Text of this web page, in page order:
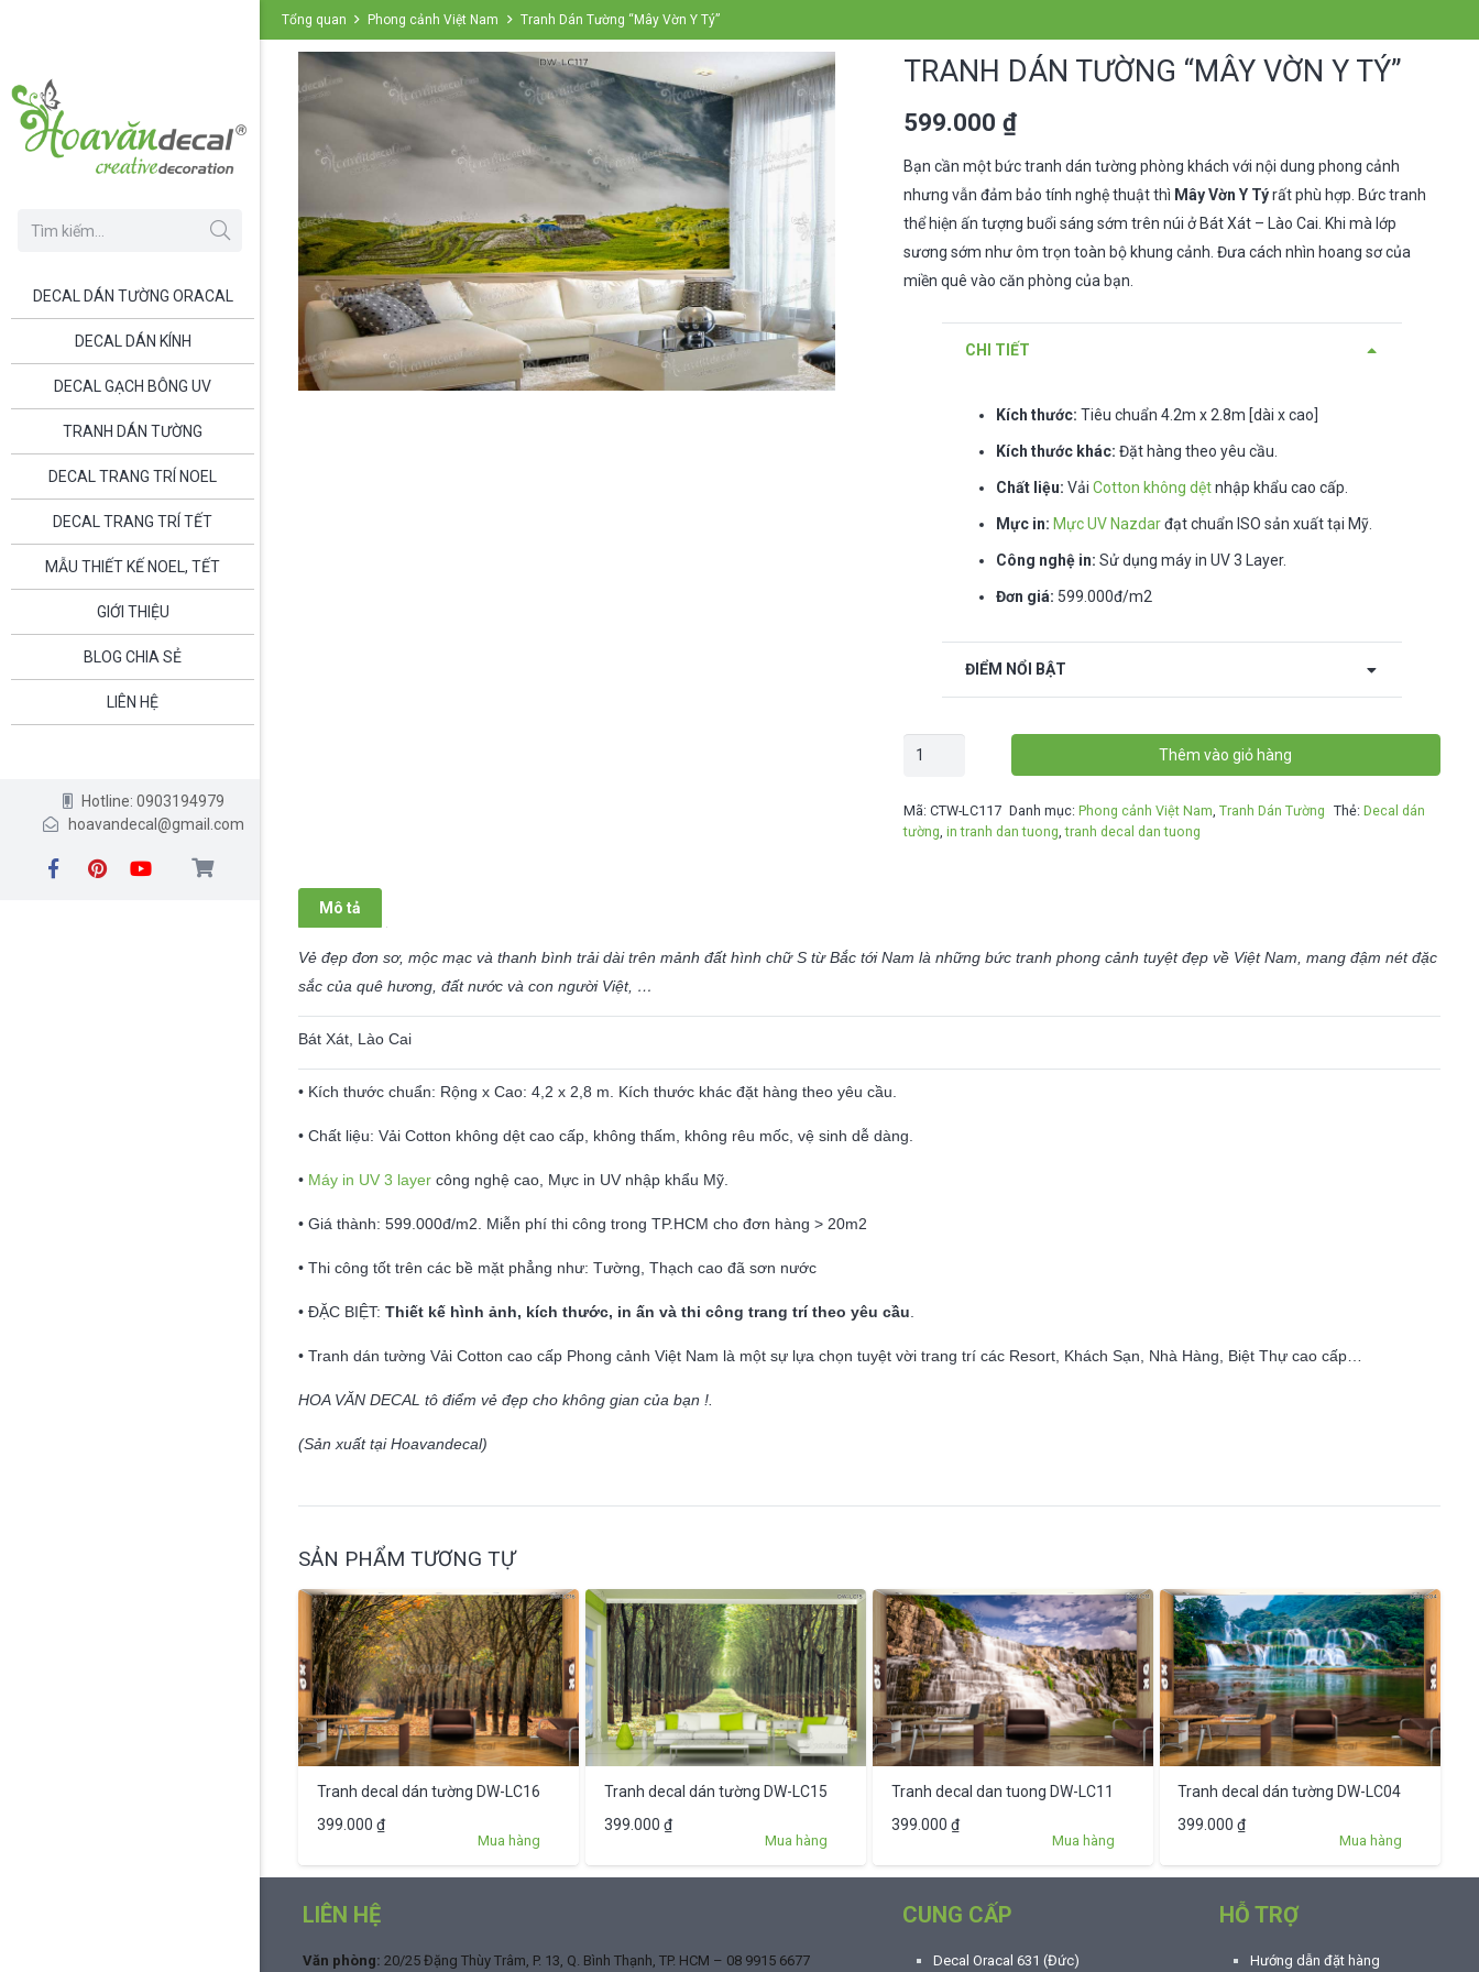
DECAL DÁN TƯỜNG ORACAL
DECAL DÁN KÍNH
DECAL GẠCH BÔNG UV
TRANH DÁN TƯỜNG
DECAL TRANG TRÍ NOEL
DECAL TRANG TRÍ TẾT
MẪU THIẾT KẾ NOEL, TẾT
GIỚI THIỆU
BLOG CHIA SẺ
LIÊN HỆ
Hotline: 0903194979
hoavandecal@gmail.com
Tổng quan Phong cảnh Việt Nam Tranh Dán Tường “Mây Vờn Y Tý”
TRANH DÁN TƯỜNG “MÂY VỜN Y TÝ”
599.000₫
Bạn cần một bức tranh dán tường phòng khách với nội dung phong cảnh
nhưng vẫn đảm bảo tính nghệ thuật thì Mây Vờn Y Týrất phù hợp. Bức tranh
thể hiện ấn tượng buổi sáng sớm trên núi ở Bát Xát – Lào Cai. Khi mà lớp
sương sớm như ôm trọn toàn bộ khung cảnh. Đưa cách nhìn hoang sơ của
miền quê vào căn phòng của bạn.
CHI TIẾT
Kích thước: Tiêu chuẩn 4.2m x 2.8m [dài x cao]
Kích thước khác: Đặt hàng theo yêu cầu.
Chất liệu: VảiCotton không dệtnhập khẩu cao cấp.
Mực in: Mực UV Nazdarđạt chuẩn ISO sản xuất tại Mỹ.
Công nghệ in: Sử dụng máy in UV 3 Layer.
Đơn giá: 599.000đ/m2
ĐIỂM NỔI BẬT
Tranh
Tường
"Mây
Thêm vào giỏ hàng
Mã:CTW-LC117 Danh mục:Phong cảnh Việt Nam ,Tranh Dán Tường Thẻ: Decal dán
tường ,in tranh dan tuong ,tranh decal dan tuong
Mô tả
Vẻ đẹp đơn sơ, mộc mạc và thanh bình trải dài trên mảnh đất hình chữ S từ Bắc tới Nam là những bức tranh phong cảnh tuyệt đẹp về Việt Nam, mang đậm nét đặc
sắc của quê hương, đất nước và con người Việt, …
Bát Xát, Lào Cai
• Kích thước chuẩn: Rộng x Cao: 4,2 x 2,8 m. Kích thước khác đặt hàng theo yêu cầu.
• Chất liệu: Vải Cotton không dệt cao cấp, không thấm, không rêu mốc, vệ sinh dễ dàng.
• Máy in UV 3 layer công nghệ cao, Mực in UV nhập khẩu Mỹ.
• Giá thành: 599.000đ/m2. Miễn phí thi công trong TP.HCM cho đơn hàng > 20m2
• Thi công tốt trên các bề mặt phẳng như: Tường, Thạch cao đã sơn nước
• ĐẶC BIỆT: Thiết kế hình ảnh, kích thước, in ấn và thi công trang trí theo yêu cầu
• Tranh dán tường Vải Cotton cao cấp Phong cảnh Việt Nam là một sự lựa chọn tuyệt vời trang trí các Resort, Khách Sạn, Nhà Hàng, Biệt Thự cao cấp…
HOA VĂN DECAL tô điểm vẻ đẹp cho không gian của bạn !.
(Sản xuất tại Hoavandecal)
SẢN PHẨM TƯƠNG TỰ
Tranh decal dán tường DW-LC16
399.000 ₫
Mua hàng
Tranh decal dán tường DW-LC15
399.000 ₫
Mua hàng
Tranh decal dan tuong DW-LC11
399.000 ₫
Mua hàng
Tranh decal dán tường DW-LC04
399.000₫
Mua hàng
LIÊN HỆ
Văn phòng: 20/25 Đặng Thùy Trâm, P. 13, Q. Bình Thạnh, TP. HCM – 08 9915 6677
CUNG CẤP
Decal Oracal 631 (Đức)
HỖ TRỢ
Hướng dẫn đặt hàng